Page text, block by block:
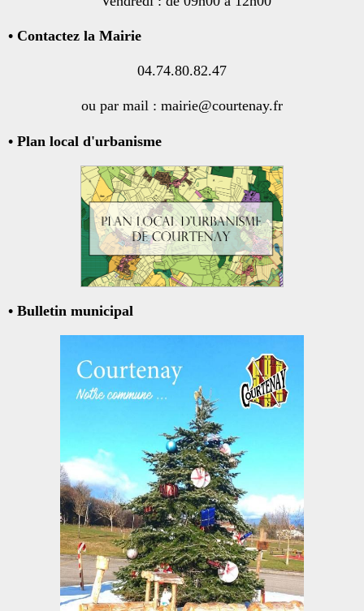
• Contactez la Mairie
04.74.80.82.47
ou par mail : mairie@courtenay.fr
• Plan local d'urbanisme
• Bulletin municipal